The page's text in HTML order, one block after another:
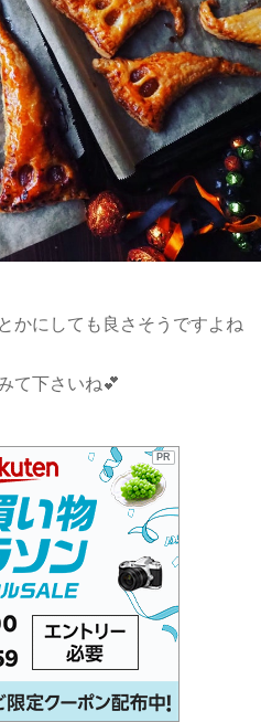
かにしても良さそうですよね
て下さいね💕
PR